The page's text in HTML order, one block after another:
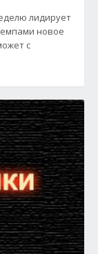
лидирует
новое
с